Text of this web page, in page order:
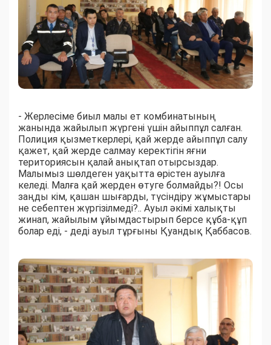
- Жерлесіме биыл малы ет комбинатының
жанында жайылып жүргені үшін айыппұл салған.
Полиция қызметкерлері, қай жерде айыппұл салу
қажет, қай жерде салмау керектігін яғни
териториясын қалай анықтап отырсыздар.
Малымыз шөлдеген уақытта өрістен ауылға
келеді. Малға қай жерден өтуге болмайды?! Осы
заңды кім, қашан шығарды, түсіндіру жұмыстары
не себептен жүргізілмеді?.. Ауыл әкімі халықты
жинап, жайылым ұйымдастырып берсе құба-құп
болар еді, - деді ауыл тұрғыны Қуандық Қаббасов.